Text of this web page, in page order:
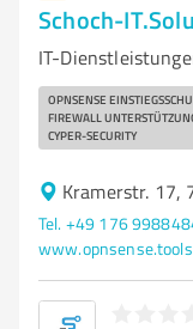
Schoch-
IT-
OPNSENSE
FIREWALL
CYPER-SECURITY
Kramerstr. 17,
Tel. +49 176
www.opnsense.tools